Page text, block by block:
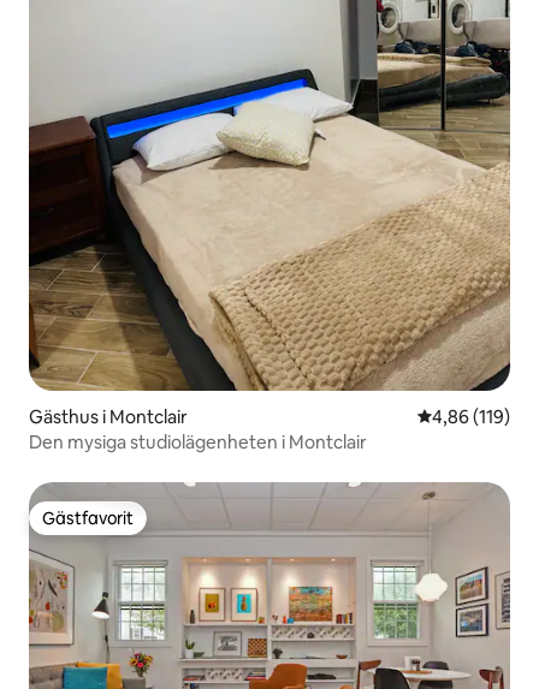
Gästhus i Montclair 4,86 av 5 i
4,86 (119)
Den mysiga studiolägenheten i Montclair
Gästfavorit
Gästfavorit